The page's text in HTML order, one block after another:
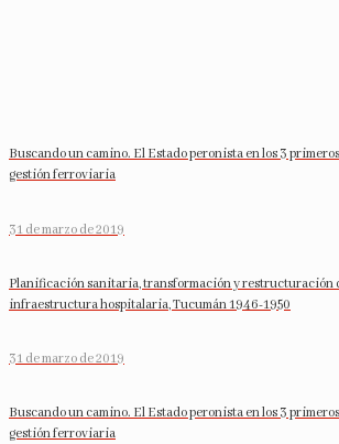
Buscando un camino. El Estado peronista en los 3
gestión ferroviaria
31 de marzo de 2019
Planificación sanitaria, transformación y restructuración
infraestructura hospitalaria, Tucumán 1946-1950
31 de marzo de 2019
Buscando un camino. El Estado peronista en los 3
gestión ferroviaria